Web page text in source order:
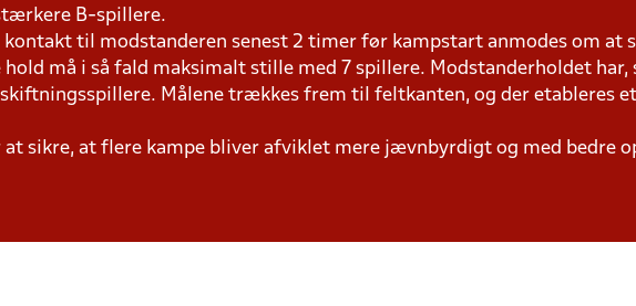
B-spillere.
kontakt til modstanderen senest 2 timer før kampstart anmodes om at
hold må i så fald maksimalt stille med 7 spillere. Modstanderholdet
Målene trækkes frem til feltkanten, og der etableres
at sikre, at flere kampe bliver afviklet mere jævnbyrdigt og med bedre